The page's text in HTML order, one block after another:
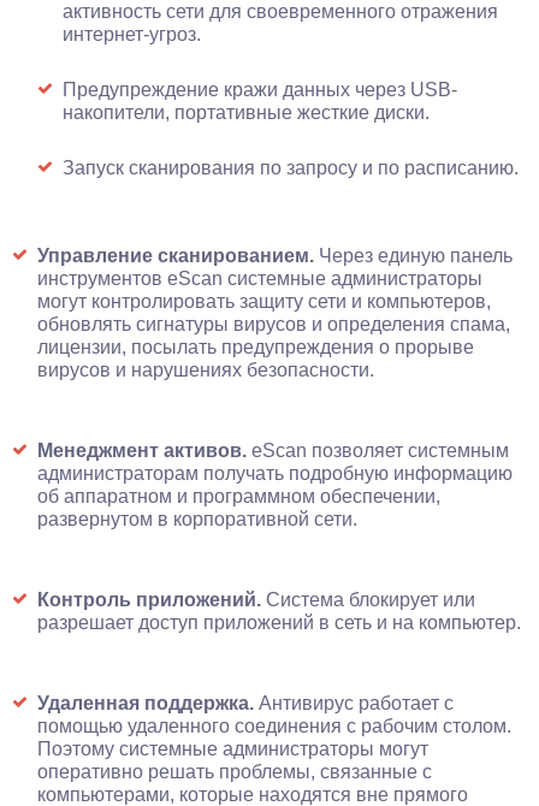
активность сети для своевременного отражения
интернет-угроз.
Предупреждение кражи данных через USB-
накопители, портативные жесткие диски.
Запуск сканирования по запросу и по расписанию.
Управление сканированием. Через единую панель
инструментов eScan системные администраторы
могут контролировать защиту сети и компьютеров,
обновлять сигнатуры вирусов и определения спама,
лицензии, посылать предупреждения о прорыве
вирусов и нарушениях безопасности.
Менеджмент активов. eScan позволяет системным
администраторам получать подробную информацию
об аппаратном и программном обеспечении,
развернутом в корпоративной сети.
Контроль приложений. Система блокирует или
разрешает доступ приложений в сеть и на компьютер.
Удаленная поддержка. Антивирус работает с
помощью удаленного соединения с рабочим столом.
Поэтому системные администраторы могут
оперативно решать проблемы, связанные с
компьютерами, которые находятся вне прямого